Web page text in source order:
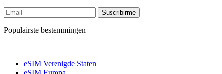
Suscribirme
Populairste bestemmingen
eSIM Verenigde Staten
eSIM Europa